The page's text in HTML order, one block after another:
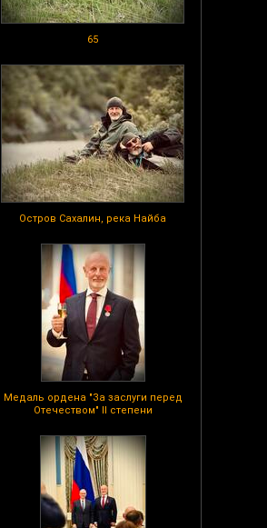
65
Остров Сахалин, река Найба
Медаль ордена "За заслуги перед
Отечеством" II степени